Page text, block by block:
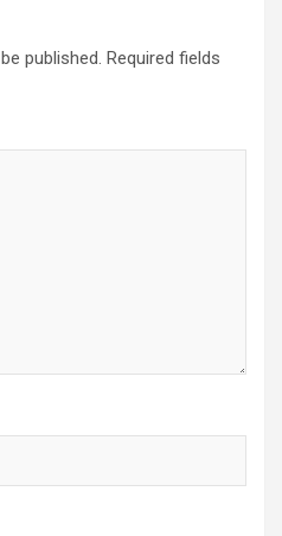
published. Required fields